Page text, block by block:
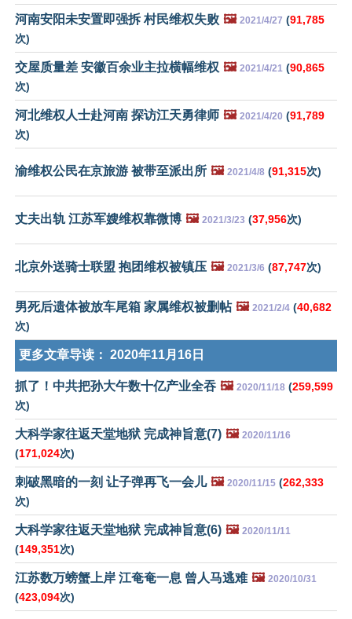
河南安阳未安置即强拆 村民维权失败 🖼️ 2021/4/27 (91,785
次)
交屋质量差 安徽百余业主拉横幅维权 🖼️ 2021/4/21 (90,865
次)
河北维权人士赴河南 探访江天勇律师 🖼️ 2021/4/20 (91,789
次)
渝维权公民在京旅游 被带至派出所 🖼️ 2021/4/8 (91,315次)
丈夫出轨 江苏军嫂维权靠微博 🖼️ 2021/3/23 (37,956次)
北京外送骑士联盟 抱团维权被镇压 🖼️ 2021/3/6 (87,747次)
男死后遗体被放车尾箱 家属维权被删帖 🖼️ 2021/2/4 (40,682
次)
更多文章导读： 2020年11月16日
抓了！中共把孙大午数十亿产业全吞 🖼️ 2020/11/18 (259,599
次)
大科学家往返天堂地狱 完成神旨意(7) 🖼️ 2020/11/16
(171,024次)
刺破黑暗的一刻 让子弹再飞一会儿 🖼️ 2020/11/15 (262,333
次)
大科学家往返天堂地狱 完成神旨意(6) 🖼️ 2020/11/11
(149,351次)
江苏数万螃蟹上岸 江奄奄一息 曾人马逃难 🖼️ 2020/10/31
(423,094次)